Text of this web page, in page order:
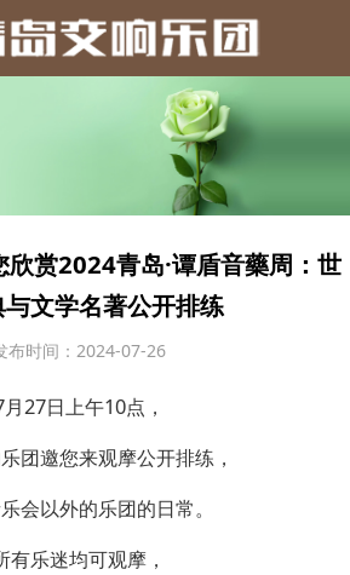
赏2024青岛·谭盾音藥周：世
文学名著公开排练
布时间：2024-07-26
27日上午10点，
团邀您来观摩公开排练，
会以外的乐团的日常。
有乐迷均可观摩，